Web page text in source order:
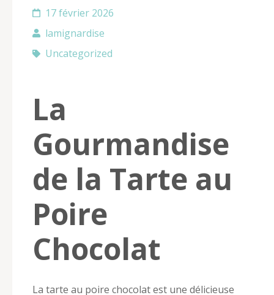
17 février 2026
lamignardise
Uncategorized
La
Gourmandise
de la Tarte au
Poire
Chocolat
La tarte au poire chocolat est une délicieuse